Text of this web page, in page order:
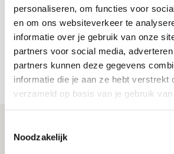
personaliseren, om functies voor
en om ons websiteverkeer te
informatie over je gebruik van onze
partners voor social media,
partners kunnen deze gegevens
informatie die je aan ze hebt verstrekt
verzameld op basis van je gebruik van
Noodzakelijk
Bekijk alle berichten van De
Net binnen //
na rust: ‘De focus nam af’